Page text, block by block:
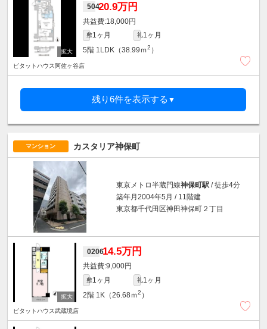
50420.9万円
18,000円
敷1ヶ月 礼1ヶ月
5階 1LDK（38.99ｍ2 ）
ピタットハウス阿佐ヶ谷店
残り6件を表示する ▼
マンション カスタリア神保町
東京メトロ半蔵門線神保町駅 / 徒歩4分
築年月2004年5月 / 11階建
東京都千代田区神田神保町２丁目
020614.5万円
9,000円
敷1ヶ月 礼1ヶ月
2階 1K（26.68ｍ2 ）
ピタットハウス武蔵境店